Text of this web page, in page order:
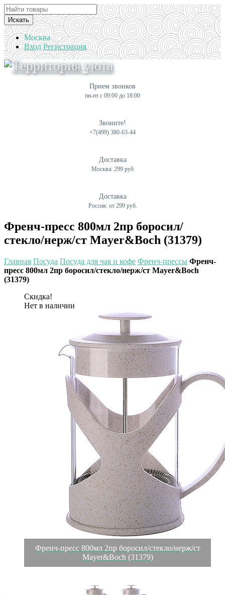
Искать
Москва
Вход Регистрация
Прием звонков
пн-пт с 09:00 до 18:00
Звоните!
+7(499) 380-63-44
Доставка
Москва: 299 руб
Доставка
Россия: от 299 руб.
Френч-пресс 800мл 2пр боросил/
стекло/нерж/ст Mayer&Boch (31379)
Главная Посуда Посуда для чая и кофе Френч-прессы Френч-
пресс 800мл 2пр боросил/стекло/нерж/ст Mayer&Boch
(31379)
Скидка!
Нет в наличии
Френч-пресс 800мл 2пр боросил/стекло/нерж/ст
Mayer&Boch (31379)